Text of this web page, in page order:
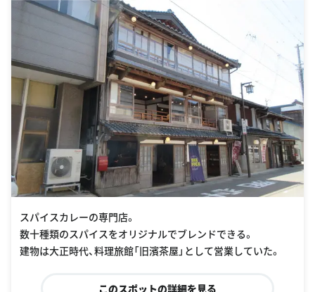
スパイスカレーの専門店。
数十種類のスパイスをオリジナルでブレンドできる。
建物は大正時代、料理旅館「旧濱茶屋」として営業していた。
このスポットの詳細を見る